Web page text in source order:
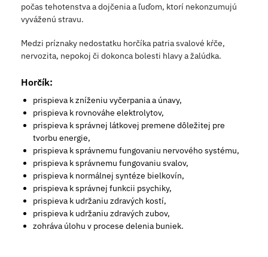
počas tehotenstva a dojčenia a ľuďom, ktorí nekonzumujú
vyváženú stravu.
Medzi príznaky nedostatku horčíka patria svalové kŕče,
nervozita, nepokoj či dokonca bolesti hlavy a žalúdka.
Horčík:
prispieva k zníženiu vyčerpania a únavy,
prispieva k rovnováhe elektrolytov,
prispieva k správnej látkovej premene dôležitej pre
tvorbu energie,
prispieva k správnemu fungovaniu nervového systému,
prispieva k správnemu fungovaniu svalov,
prispieva k normálnej syntéze bielkovín,
prispieva k správnej funkcii psychiky,
prispieva k udržaniu zdravých kostí,
prispieva k udržaniu zdravých zubov,
zohráva úlohu v procese delenia buniek.